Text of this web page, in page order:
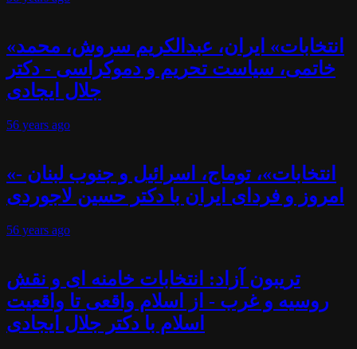
«انتخابات» ایران، عبدالکریم سروش، محمد
خاتمی، سیاست تحریم و دموکراسی - دکتر
جلال ایجادی
56 years ago
«انتخابات»، توماج، اسرائیل و جنوب لبنان -
امروز و فردای ایران با دکتر حسین لاجوردی
56 years ago
تریبون آزاد: انتخابات خامنه ای و نقش
روسیه و غرب - از اسلام واقعی تا واقعیت
اسلام با دکتر جلال ایجادی